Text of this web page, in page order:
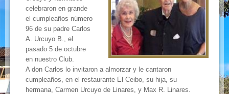
celebraron en grande
el cumpleaños número
96 de su padre Carlos
A. Urcuyo B., el
pasado 5 de octubre
en nuestro Club.
A don Carlos lo invitaron a almorzar y le cantaron
cumpleaños, en el restaurante El Ceibo, su hija, su
hermana, Carmen Urcuyo de Linares, y Max R. Linares.